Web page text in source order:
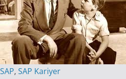
SAP, SAP Kariyer